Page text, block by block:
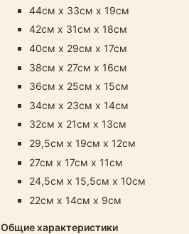
44см х 33см х 19см
42см х 31см х 18см
40см х 29см х 17см
38см х 27см х 16см
36см х 25см х 15см
34см х 23см х 14см
32см х 21см х 13см
29,5см х 19см х 12см
27см х 17см х 11см
24,5см х 15,5см х 10см
22см х 14см х 9см
Общие характеристики